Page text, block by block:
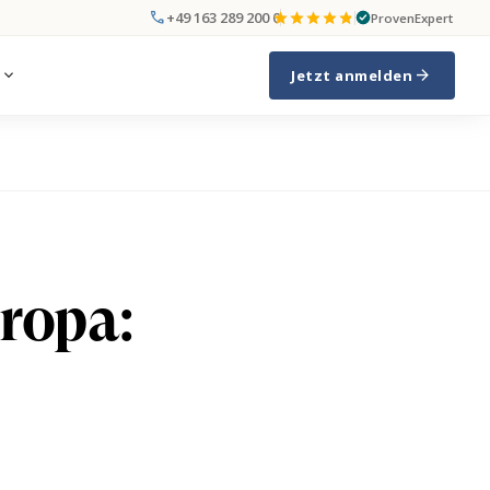
call+49 163 289 200 0 ProvenExpert
expand_more Jetzt anmelden arrow_forward